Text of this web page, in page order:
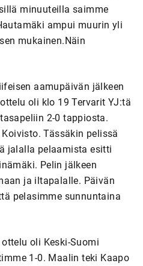
minuuteilla saimme
ampui muurin yli
mukainen.Näin
aamupäivän jälkeen
oli klo 19 Tervarit YJ:tä
2-0 tappiosta.
Tässäkin pelissä
jalalla pelaamista esitti
Pelin jälkeen
ja iltapalalle. Päivän
pelasimme sunnuntaina
oli Keski-Suomi
1-0. Maalin teki Kaapo